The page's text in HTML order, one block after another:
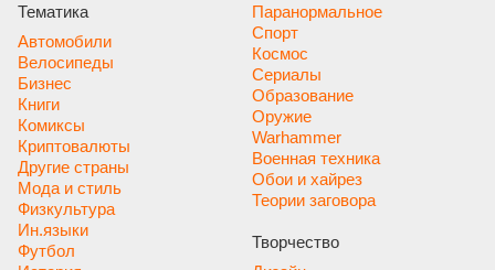
Тематика
Автомобили
Велосипеды
Бизнес
Книги
Комиксы
Криптовалюты
Другие страны
Мода и стиль
Физкультура
Ин.языки
Футбол
Паранормальное
Спорт
Космос
Сериалы
Образование
Оружие
Warhammer
Военная техника
Обои и хайрез
Теории заговора
Творчество